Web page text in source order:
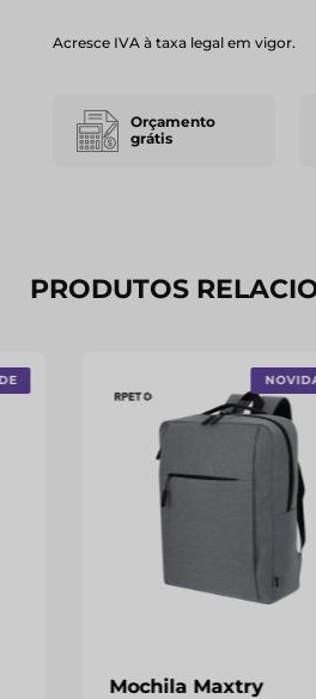
Acresce IVA à taxa legal em vigor.
Orçamento
grátis
PRODUTOS
Mochila Maxtry